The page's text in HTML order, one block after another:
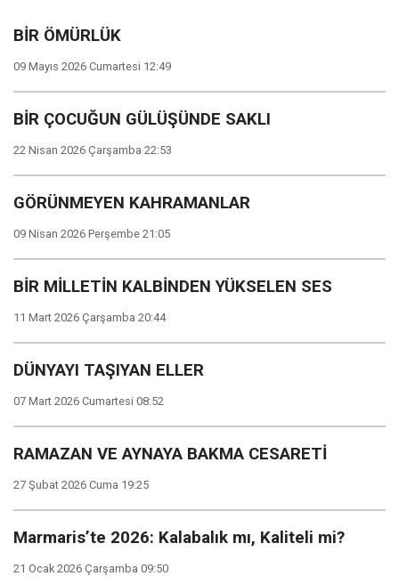
BİR ÖMÜRLÜK
09 Mayıs 2026 Cumartesi 12:49
BİR ÇOCUĞUN GÜLÜŞÜNDE SAKLI
22 Nisan 2026 Çarşamba 22:53
GÖRÜNMEYEN KAHRAMANLAR
09 Nisan 2026 Perşembe 21:05
BİR MİLLETİN KALBİNDEN YÜKSELEN SES
11 Mart 2026 Çarşamba 20:44
DÜNYAYI TAŞIYAN ELLER
07 Mart 2026 Cumartesi 08:52
RAMAZAN VE AYNAYA BAKMA CESARETİ
27 Şubat 2026 Cuma 19:25
Marmaris’te 2026: Kalabalık mı, Kaliteli mi?
21 Ocak 2026 Çarşamba 09:50